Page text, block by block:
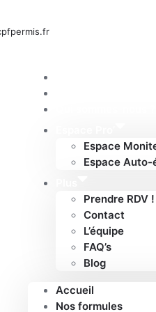
Espace
Espace Auto-
Prendre RDV !
Contact
L’équipe
FAQ’s
Blog
Accueil
Nos formules